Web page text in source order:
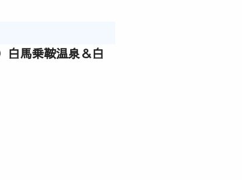
白馬乗鞍温泉＆白